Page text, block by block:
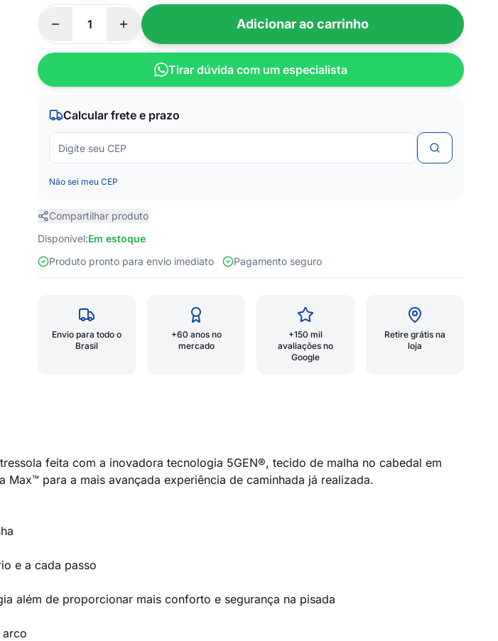
Adicionar ao carrinho
Tirar dúvida com um especialista
Calcular frete e prazo
Não sei meu CEP
Compartilhar produto
Disponível:Em estoque
Produto pronto para envio imediato
Pagamento seguro
Envio para todo o
Brasil
+60 anos no
mercado
+150 mil
avaliações no
Google
Retire grátis na
loja
feita com a inovadora tecnologia 5GEN®, tecido de malha no cabedal em
para a mais avançada experiência de caminhada já realizada.
e a cada passo
além de proporcionar mais conforto e segurança na pisada